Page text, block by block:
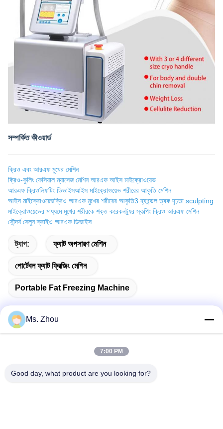
সম্পর্কিত কীওয়ার্ড
ক্রিও এবং আরএফ মুখের মেশিন
ক্রিও-কুলিং ফেসিয়াল ম্যাসেজ মেশিন আরএফ আইস মাইক্রোওয়েভ
আরএফ ক্রিওলিফটিং ডিভাইসআইস মাইক্রোওয়েভ শরীরের আকৃতি মেশিন
আইস মাইক্রোওয়েভক্রিও আরএফ মুখের শরীরের আকৃতি3 হ্যান্ডেল ত্বক দৃঢ়তা sculpting
মাইক্রোওয়েভের মাধ্যমে মুখের শরীরকে শক্ত করেকনট্যুর স্কল্পিং ক্রিও আরএফ মেশিন
সৌন্দর্য সেলুন ক্রাইও আরএফ ডিভাইস
ট্যাগ: ফ্যাট অপসারণ মেশিন
পোর্টেবল ফ্যাট ফ্রিজিং মেশিন
Portable Fat Freezing Machine
ঠিকানা
Ms. Zhou
7:00 PM
Good day, what product are you looking for?